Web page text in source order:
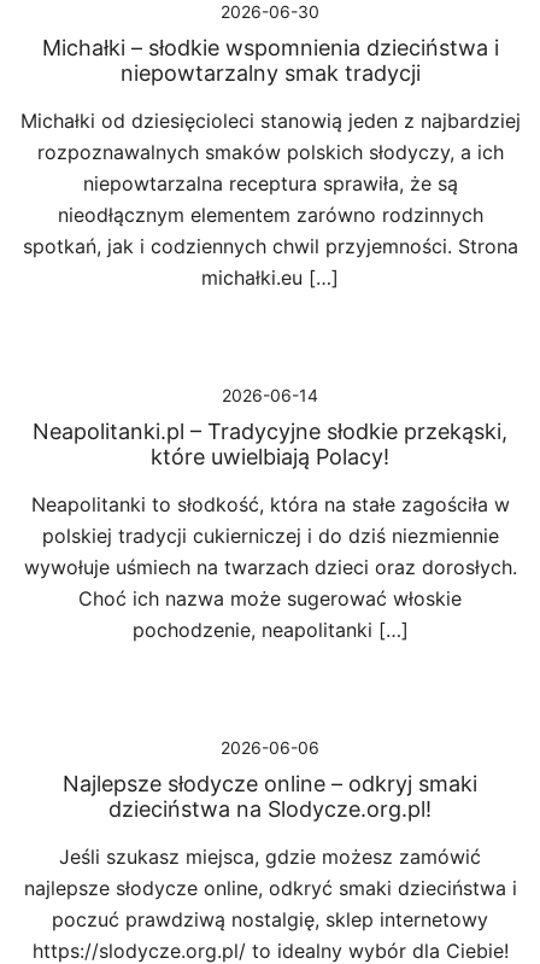
2026-06-30
Michałki – słodkie wspomnienia dzieciństwa i
niepowtarzalny smak tradycji
Michałki od dziesięcioleci stanowią jeden z najbardziej
rozpoznawalnych smaków polskich słodyczy, a ich
niepowtarzalna receptura sprawiła, że są
nieodłącznym elementem zarówno rodzinnych
spotkań, jak i codziennych chwil przyjemności. Strona
michałki.eu […]
2026-06-14
Neapolitanki.pl – Tradycyjne słodkie przekąski,
które uwielbiają Polacy!
Neapolitanki to słodkość, która na stałe zagościła w
polskiej tradycji cukierniczej i do dziś niezmiennie
wywołuje uśmiech na twarzach dzieci oraz dorosłych.
Choć ich nazwa może sugerować włoskie
pochodzenie, neapolitanki […]
2026-06-06
Najlepsze słodycze online – odkryj smaki
dzieciństwa na Slodycze.org.pl!
Jeśli szukasz miejsca, gdzie możesz zamówić
najlepsze słodycze online, odkryć smaki dzieciństwa i
poczuć prawdziwą nostalgię, sklep internetowy
https://slodycze.org.pl/ to idealny wybór dla Ciebie!